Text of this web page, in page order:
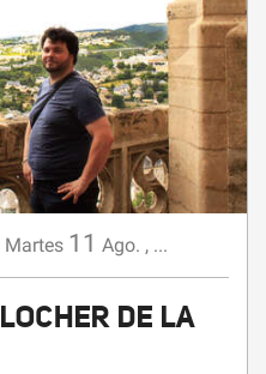
Martes 11 Ago. , ...
DE LA